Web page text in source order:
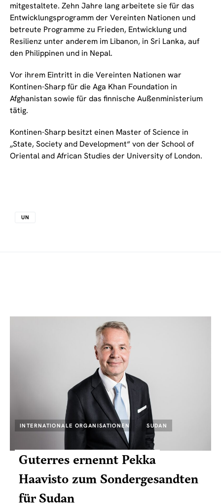
mitgestaltete. Zehn Jahre lang arbeitete sie für das
Entwicklungsprogramm der Vereinten Nationen und
betreute Programme zu Frieden, Entwicklung und
Resilienz unter anderem im Libanon, in Sri Lanka, auf
den Philippinen und in Nepal.
Vor ihrem Eintritt in die Vereinten Nationen war
Kontinen-Sharp für die Aga Khan Foundation in
Afghanistan sowie für das finnische Außenministerium
tätig.
Kontinen-Sharp besitzt einen Master of Science in
„State, Society and Development“ von der School of
Oriental and African Studies der University of London.
UN
INTERNATIONALE ORGANISATIONEN SUDAN
Guterres ernennt Pekka
Haavisto zum Sondergesandten
für Sudan